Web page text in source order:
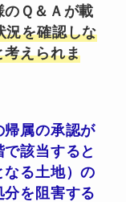
のＱ＆Ａが載
況を確認しな
考えられま
帰属の承認が
該当すると
なる土地）の
分を阻害する